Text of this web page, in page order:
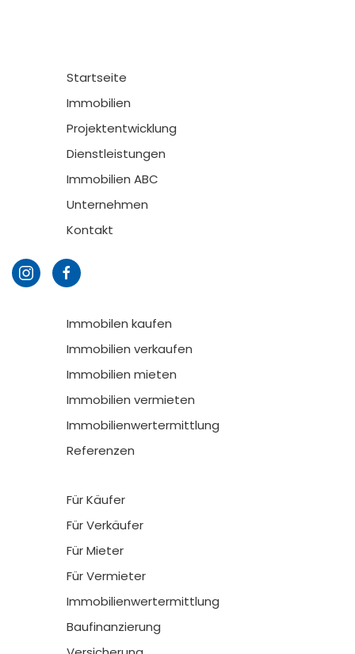
Startseite
Immobilien
Projektentwicklung
Dienstleistungen
Immobilien ABC
Unternehmen
Kontakt
Immobilen kaufen
Immobilien verkaufen
Immobilien mieten
Immobilien vermieten
Immobilienwertermittlung
Referenzen
Für Käufer
Für Verkäufer
Für Mieter
Für Vermieter
Immobilienwertermittlung
Baufinanzierung